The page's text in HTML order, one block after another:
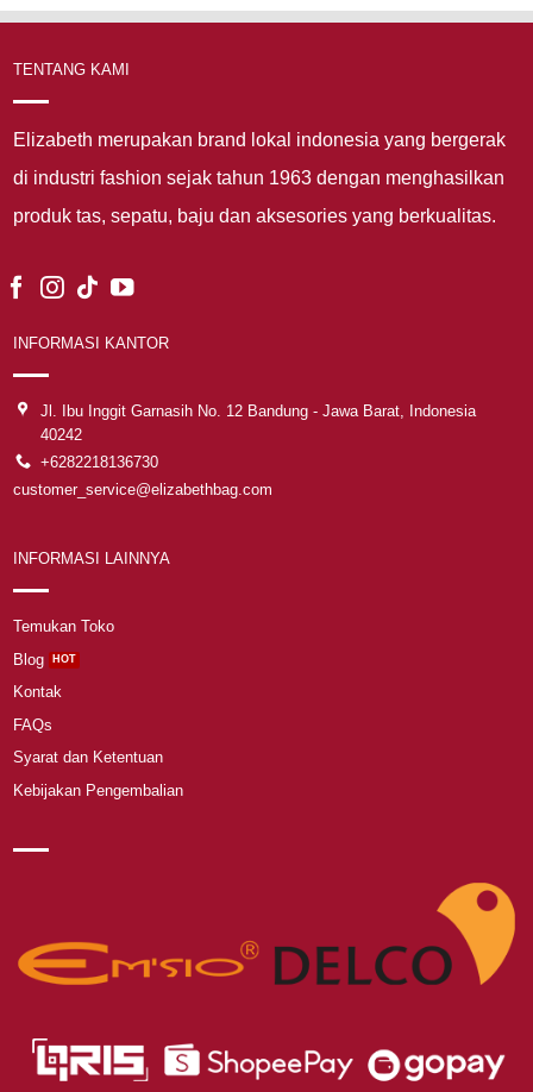
TENTANG KAMI
Elizabeth merupakan brand lokal indonesia yang bergerak
di industri fashion sejak tahun 1963 dengan menghasilkan
produk tas, sepatu, baju dan aksesories yang berkualitas.
INFORMASI KANTOR
Jl. Ibu Inggit Garnasih No. 12 Bandung - Jawa Barat, Indonesia
40242
+6282218136730
customer_service@elizabethbag.com
INFORMASI LAINNYA
Temukan Toko
Blog
Kontak
FAQs
Syarat dan Ketentuan
Kebijakan Pengembalian